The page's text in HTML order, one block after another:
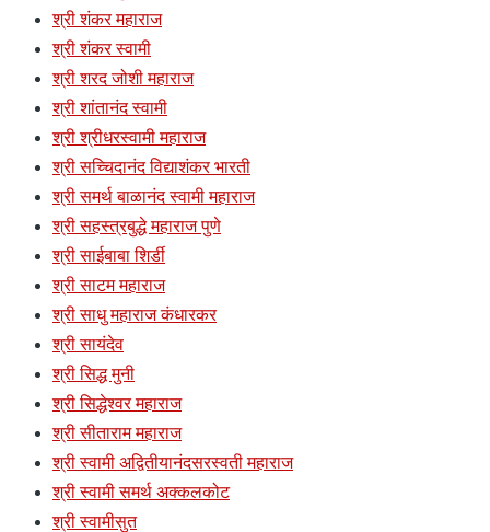
श्री शंकर महाराज
श्री शंकर स्वामी
श्री शरद जोशी महाराज
श्री शांतानंद स्वामी
श्री श्रीधरस्वामी महाराज
श्री सच्चिदानंद विद्याशंकर भारती
श्री समर्थ बाळानंद स्वामी महाराज
श्री सहस्त्रबुद्धे महाराज पुणे
श्री साईबाबा शिर्डी
श्री साटम महाराज
श्री साधु महाराज कंधारकर
श्री सायंदेव
श्री सिद्ध मुनी
श्री सिद्धेश्वर महाराज
श्री सीताराम महाराज
श्री स्वामी अद्वितीयानंदसरस्वती महाराज
श्री स्वामी समर्थ अक्कलकोट
श्री स्वामीसुत